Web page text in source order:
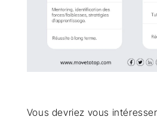
Vous devriez vous